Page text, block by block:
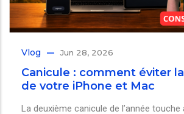
Vlog Jun 28, 2026
Canicule : comment éviter
de votre iPhone et Mac
La deuxième canicule de l’année